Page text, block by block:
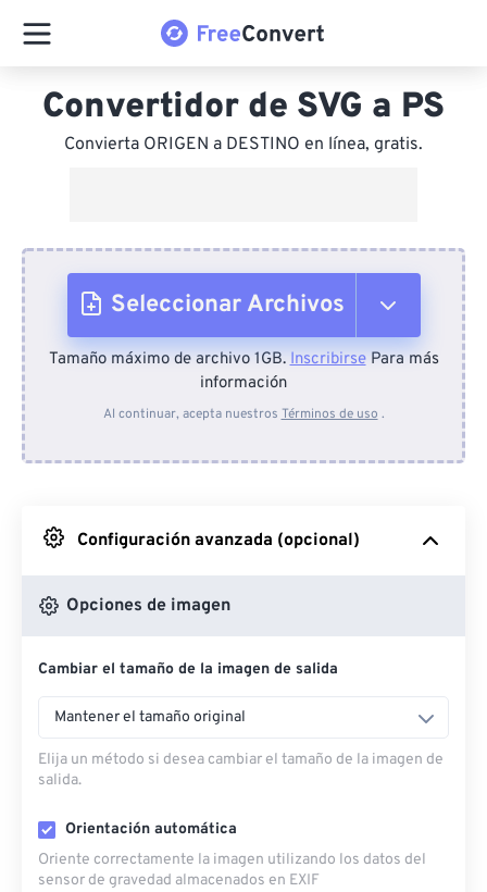
Convertidor de SVG a PS
Convierta ORIGEN a DESTINO en línea, gratis.
Seleccionar Archivos
Desde el dispositivo
Desde Google Drive
Desde OneDrive
Desde URL
Tamaño máximo de archivo 1GB.InscribirsePara más
información
Al continuar, acepta nuestros Términos de uso .
Configuración avanzada (opcional)
Opciones de imagen
Cambiar el tamaño de la imagen de salida
Mantener el tamaño original
Elija un método si desea cambiar el tamaño de la imagen de
salida.
Orientación automática
Oriente correctamente la imagen utilizando los datos del
sensor de gravedad almacenados en EXIF